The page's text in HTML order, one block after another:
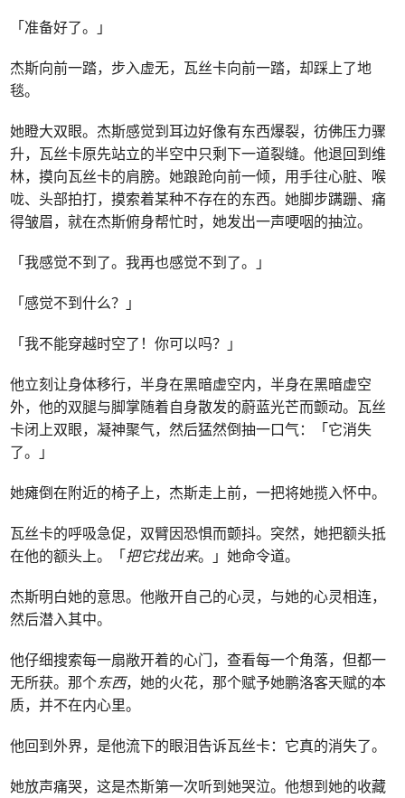
「准备好了。」
杰斯向前一踏，步入虚无，瓦丝卡向前一踏，却踩上了地
毯。
她瞪大双眼。杰斯感觉到耳边好像有东西爆裂，彷佛压力骤
升，瓦丝卡原先站立的半空中只剩下一道裂缝。他退回到维
林，摸向瓦丝卡的肩膀。她踉跄向前一倾，用手往心脏、喉
咙、头部拍打，摸索着某种不存在的东西。她脚步蹒跚、痛
得皱眉，就在杰斯俯身帮忙时，她发出一声哽咽的抽泣。
「我感觉不到了。我再也感觉不到了。」
「感觉不到什么？」
「我不能穿越时空了！你可以吗？」
他立刻让身体移行，半身在黑暗虚空内，半身在黑暗虚空
外，他的双腿与脚掌随着自身散发的蔚蓝光芒而颤动。瓦丝
卡闭上双眼，凝神聚气，然后猛然倒抽一口气：「它消失
了。」
她瘫倒在附近的椅子上，杰斯走上前，一把将她揽入怀中。
瓦丝卡的呼吸急促，双臂因恐惧而颤抖。突然，她把额头抵
在他的额头上。「把它找出来。」她命令道。
杰斯明白她的意思。他敞开自己的心灵，与她的心灵相连，
然后潜入其中。
他仔细搜索每一扇敞开着的心门，查看每一个角落，但都一
无所获。那个东西，她的火花，那个赋予她鹏洛客天赋的本
质，并不在内心里。
他回到外界，是他流下的眼泪告诉瓦丝卡：它真的消失了。
她放声痛哭，这是杰斯第一次听到她哭泣。他想到她的收藏